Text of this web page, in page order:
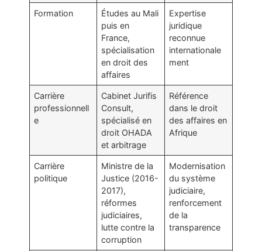
Formation
Études au Mali
puis en
France,
spécialisation
en droit des
affaires
Expertise
juridique
reconnue
internationale
ment
Carrière
professionnell
e
Cabinet Jurifis
Consult,
spécialisé en
droit OHADA
et arbitrage
Référence
dans le droit
des affaires en
Afrique
Carrière
politique
Ministre de la
Justice (2016-
2017),
réformes
judiciaires,
lutte contre la
corruption
Modernisation
du système
judiciaire,
renforcement
de la
transparence